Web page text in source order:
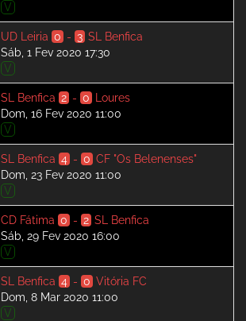
V
UD Leiria 0 - 3 SL Benfica
Sáb, 1 Fev 2020 17:30
V
SL Benfica 2 - 0
Loures
Dom, 16 Fev 2020 11:00
V
SL Benfica 4 - 0 CF "Os Belenenses"
Dom, 23 Fev 2020 11:00
V
CD Fátima 0 - 2 SL Benfica
Sáb, 29 Fev 2020 16:00
V
SL Benfica 4 - 0 Vitória FC
Dom, 8 Mar 2020 11:00
V